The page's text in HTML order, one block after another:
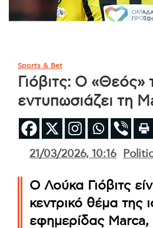
Sports & Bet
Γιόβιτς: Ο
εντυπωσιάζει τη
21/03/2026, 10:16
Ο Λούκα Γιόβιτς
κεντρικό θέμα της
εφημερίδας